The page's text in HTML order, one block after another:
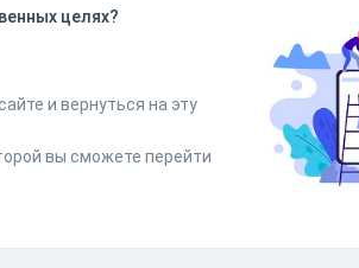
целях?
и вернуться на эту
вы сможете перейти